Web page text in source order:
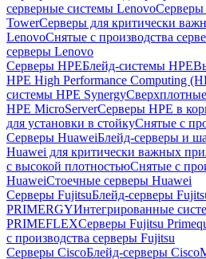
серверные системы LenovoСерверы
TowerСерверы для критически
LenovoСнятые с производства
серверы Lenovo
Серверы HPEБлейд-системы HPE
HPE High Performance Computing
системы HPE Synergy
HPE MicroServerСерверы HPE в
для установки в стойкуСнятые с
Серверы HuaweiБлейд-серверы и
Huawei для критически важных
с высокой плотностьюСнятые с
HuaweiСтоечные серверы Huawei
Серверы FujitsuБлейд-серверы
PRIMERGYИнтегрированные
PRIMEFLEXСерверы Fujitsu
с производства серверы Fujitsu
Серверы CiscoБлейд-серверы Cisco